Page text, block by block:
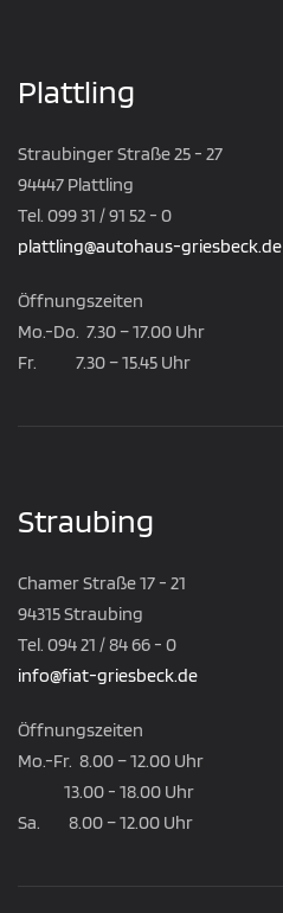
Plattling
Straubinger Straße 25 - 27
94447 Plattling
Tel. 099 31 / 91 52 - 0
plattling@autohaus-griesbeck.de
Öffnungszeiten
Mo.-Do. 7.30 – 17.00 Uhr
Fr. 7.30 – 15.45 Uhr
Straubing
Chamer Straße 17 - 21
94315 Straubing
Tel. 094 21 / 84 66 - 0
info@fiat-griesbeck.de
Öffnungszeiten
Mo.-Fr. 8.00 – 12.00 Uhr
13.00 - 18.00 Uhr
Sa. 8.00 – 12.00 Uhr